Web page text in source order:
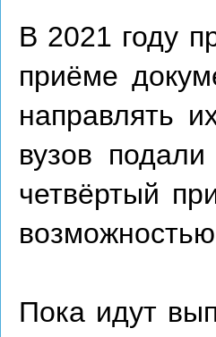
В 2021 году
приёме
направлять
вузов
четвёртый
Пока идут